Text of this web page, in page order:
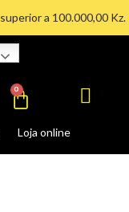
a 100.000,00 Kz.
Loja online
0